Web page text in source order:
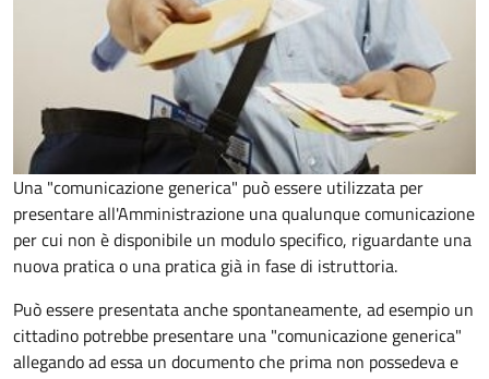
Una "comunicazione generica" può essere utilizzata per
presentare all'Amministrazione una qualunque comunicazione
per cui non è disponibile un modulo specifico, riguardante una
nuova pratica o una pratica già in fase di istruttoria.
Può essere presentata anche spontaneamente, ad esempio un
cittadino potrebbe presentare una "comunicazione generica"
allegando ad essa un documento che prima non possedeva e